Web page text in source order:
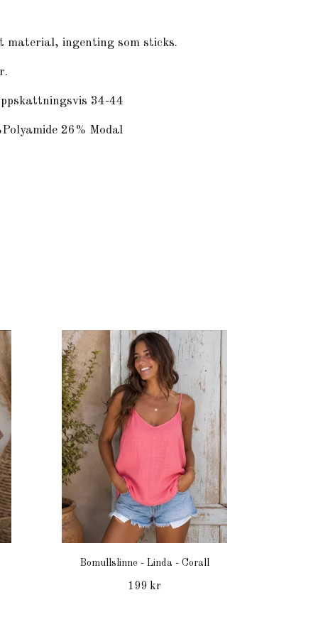
ingenting som sticks.
34-44
26% Modal
Bomullslinne - Linda - Corall
199 kr